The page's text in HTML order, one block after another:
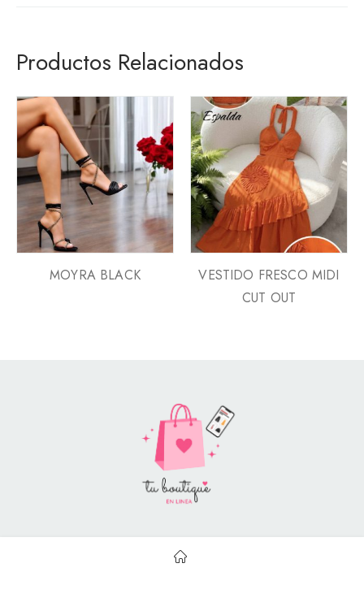
Productos Relacionados
MOYRA BLACK
VESTIDO FRESCO MIDI
CUT OUT